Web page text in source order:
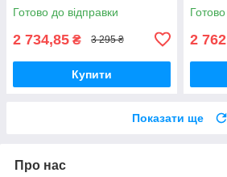
Готово до відправки
2 734,85 ₴ 3 295 ₴
Купити
2
Показати ще
Про нас